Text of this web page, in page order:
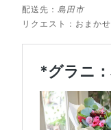
配送先：島田市
リクエスト：おまかせ